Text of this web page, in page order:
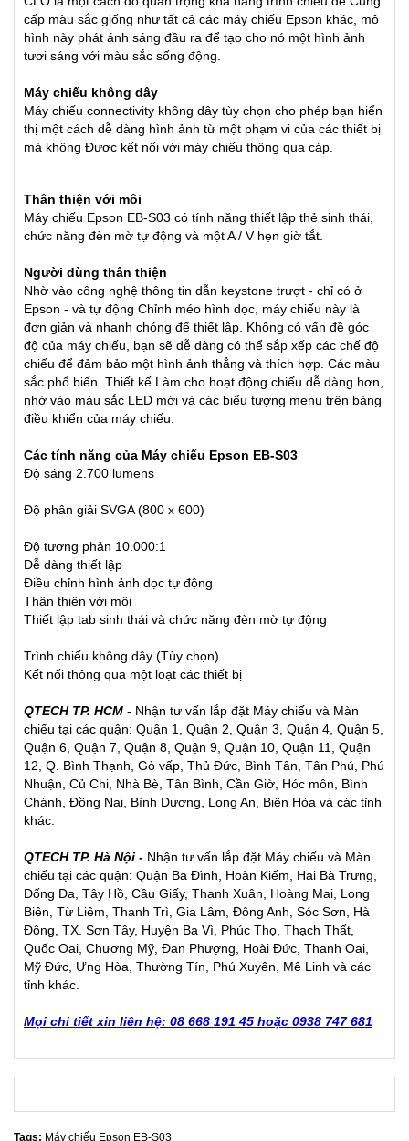
cấp màu sắc giống như tất cả các máy chiếu Epson khác, mô
hình này phát ánh sáng đầu ra để tạo cho nó một hình ảnh
tươi sáng với màu sắc sống động.
Máy chiếu không dây
Máy chiếu connectivity không dây tùy chọn cho phép bạn hiển
thị một cách dễ dàng hình ảnh từ một phạm vi của các thiết bị
mà không Được kết nối với máy chiếu thông qua cáp.
Thân thiện với môi
Máy chiếu Epson EB-S03 có tính năng thiết lập thẻ sinh thái,
chức năng đèn mờ tự động và một A / V hẹn giờ tắt.
Người dùng thân thiện
Nhờ vào công nghệ thông tin dẫn keystone trượt - chỉ có ở
Epson - và tự động Chỉnh méo hình dọc, máy chiếu này là
đơn giản và nhanh chóng để thiết lập. Không có vấn đề góc
độ của máy chiếu, bạn sẽ dễ dàng có thể sắp xếp các chế độ
chiếu để đảm bảo một hình ảnh thẳng và thích hợp. Các màu
sắc phổ biến. Thiết kế Làm cho hoạt động chiếu dễ dàng hơn,
nhờ vào màu sắc LED mới và các biểu tượng menu trên bảng
điều khiển của máy chiếu.
Các tính năng của Máy chiếu Epson EB-S03
Độ sáng 2.700 lumens
Độ phân giải SVGA (800 x 600)
Độ tương phản 10.000:1
Dễ dàng thiết lập
Điều chỉnh hình ảnh dọc tự động
Thân thiện với môi
Thiết lập tab sinh thái và chức năng đèn mờ tự động
Trình chiếu không dây (Tùy chọn)
Kết nối thông qua một loạt các thiết bị
QTECH TP. HCM - Nhận tư vấn lắp đặt Máy chiếu và Màn
chiếu tại các quận: Quận 1, Quận 2, Quận 3, Quận 4, Quận 5,
Quận 6, Quận 7, Quận 8, Quận 9, Quận 10, Quận 11, Quận
12, Q. Bình Thạnh, Gò vấp, Thủ Đức, Bình Tân, Tân Phú, Phú
Nhuận, Củ Chi, Nhà Bè, Tân Bình, Cần Giờ, Hóc môn, Bình
Chánh, Đồng Nai, Bình Dương, Long An, Biên Hòa và các tỉnh
khác.
QTECH TP. Hà Nội - Nhận tư vấn lắp đặt Máy chiếu và Màn
chiếu tại các quận: Quận Ba Đình, Hoàn Kiếm, Hai Bà Trưng,
Đống Đa, Tây Hồ, Cầu Giấy, Thanh Xuân, Hoàng Mai, Long
Biên, Từ Liêm, Thanh Trì, Gia Lâm, Đông Anh, Sóc Sơn, Hà
Đông, TX. Sơn Tây, Huyện Ba Vì, Phúc Thọ, Thạch Thất,
Quốc Oai, Chương Mỹ, Đan Phượng, Hoài Đức, Thanh Oai,
Mỹ Đức, Ưng Hòa, Thường Tín, Phú Xuyên, Mê Linh và các
tỉnh khác.
Mọi chi tiết xin liên hệ: 08 668 191 45 hoặc 0938 747 681
Tags: Máy chiếu Epson EB-S03